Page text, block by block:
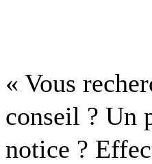
« Vous
conseil ? Un
notice ?